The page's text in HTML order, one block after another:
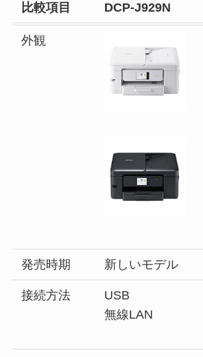
比較項目 DCP-J929N
外観
発売時期 新しいモデル
接続方法
USB
無線LAN